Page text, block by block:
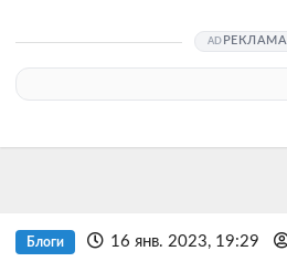
РЕКЛАМА
Блоги 16 янв. 2023, 19:29